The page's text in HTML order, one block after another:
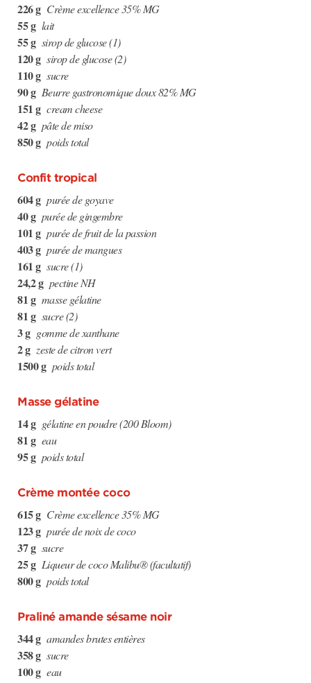
226 g Crème excellence 35% MG
55 g lait
55 g sirop de glucose (1)
120 g sirop de glucose (2)
110 g sucre
90 g Beurre gastronomique doux 82% MG
151 g cream cheese
42 g pâte de miso
850 g poids total
Confit tropical
604 g purée de goyave
40 g purée de gingembre
101 g purée de fruit de la passion
403 g purée de mangues
161 g sucre (1)
24,2 g pectine NH
81 g masse gélatine
81 g sucre (2)
3 g gomme de xanthane
2 g zeste de citron vert
1500 g poids total
Masse gélatine
14 g gélatine en poudre (200 Bloom)
81 g eau
95 g poids total
Crème montée coco
615 g Crème excellence 35% MG
123 g purée de noix de coco
37 g sucre
25 g Liqueur de coco Malibu® (facultatif)
800 g poids total
Praliné amande sésame noir
344 g amandes brutes entières
358 g sucre
100 g eau